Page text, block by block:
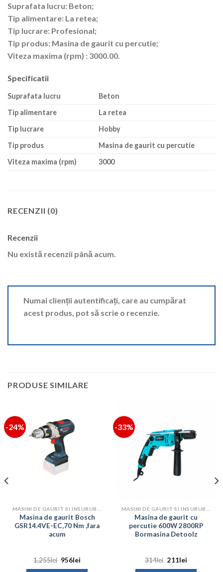
Suprafata lucru: Beton;
Tip alimentare: La retea;
Tip lucrare: Profesional;
Tip produs: Masina de gaurit cu percutie;
Viteza maxima (rpm) : 3000.00.
Specificatii
Suprafata lucru
Beton
Tip alimentare
La retea
Tip lucrare
Hobby
Tip produs
Masina de gaurit cu percutie
Viteza maxima (rpm)
3000
RECENZII (0)
Recenzii
Nu există recenzii până acum.
Numai clienții autentificați, care au cumpărat
acest produs, pot să scrie o recenzie.
PRODUSE SIMILARE
-24%
Masina de gaurit Bosch
GSR14.4VE-EC,70 Nm ,fara
acum
1,255lei Prețul
956lei
-33%
Masina de gaurit cu
percutie 600W 2800RP
Bormasina Detoolz
314lei Prețul
211leiPrețul